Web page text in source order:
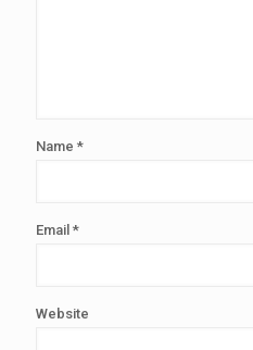
Name *
Email *
Website